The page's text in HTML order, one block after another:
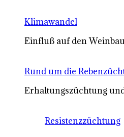
Klimawandel
Einfluß auf den
Rund um die
Erhaltungszüchtung
Resistenzzüchtung